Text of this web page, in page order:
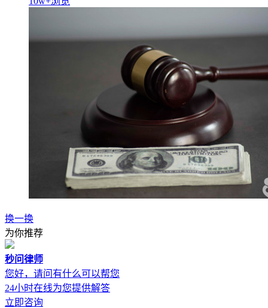
换一换
为你推荐
秒问律师
您好，请问有什么可以帮您
24小时在线为您提供解答
立即咨询